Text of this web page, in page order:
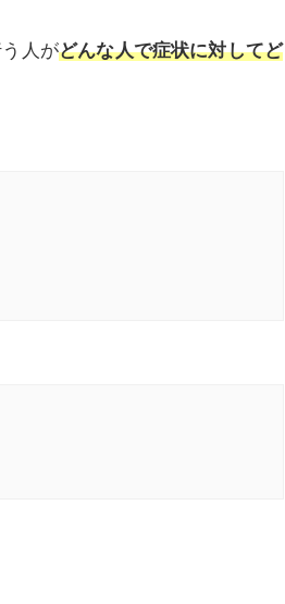
人がどんな人で症状に対してど